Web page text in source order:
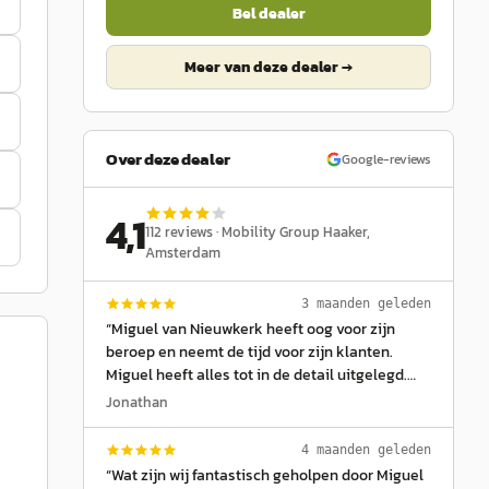
Bel dealer
Meer van deze dealer →
Over deze dealer Google-reviews
4,1112 reviews ·Mobility Group Haaker,
Amsterdam
3 maanden geleden
“Miguel van Nieuwkerk heeft oog voor zijn
beroep en neemt de tijd voor zijn klanten.
Miguel heeft alles tot in de detail uitgelegd.
Alle mogelijkheden en opties voorgelegd. Hij is
proces mee te maken van mijn splinternieuwe
Jeep Wrangler. Uitstekende service en zeker
Jonathan
4 maanden geleden
“Wat zijn wij fantastisch geholpen door Miguel